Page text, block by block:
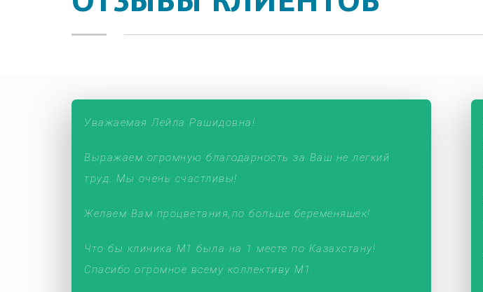
Уважаемая Лейла Рашидовна!
Выражаем огромную благодарность за Ваш не легкий
труд. Мы очень счастливы!
Желаем Вам процветания,по больше беременяшек!
Что бы клиника М1 была на 1 месте по Казахстану!
Спасибо огромное всему коллективу М1.